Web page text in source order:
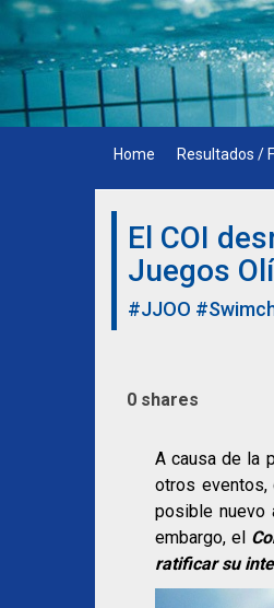
Skip
content
Home Resultados /
El COI
Juegos
#JJOO
0 shares
A causa de la
otros eventos,
posible nuevo
embargo, el
ratificar su